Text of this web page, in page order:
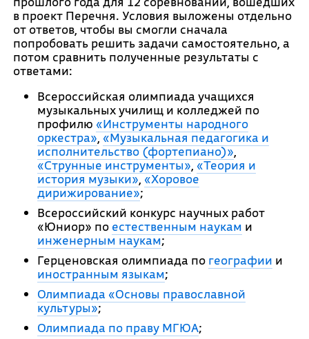
в проект Перечня. Условия выложены отдельно
от ответов, чтобы вы смогли сначала
попробовать решить задачи самостоятельно, а
потом сравнить полученные результаты с
ответами:
Всероссийская олимпиада учащихся
музыкальных училищ и колледжей по
профилю «Инструменты народного
оркестра»,«Музыкальная педагогика и
исполнительство (фортепиано)»,
«Струнные инструменты»,«Теория и
история музыки»,«Хоровое
дирижирование»;
Всероссийский конкурс научных работ
«Юниор» по естественным наукам и
инженерным наукам;
Герценовская олимпиада по географии и
иностранным языкам;
Олимпиада «Основы православной
культуры»;
Олимпиада по праву МГЮА;